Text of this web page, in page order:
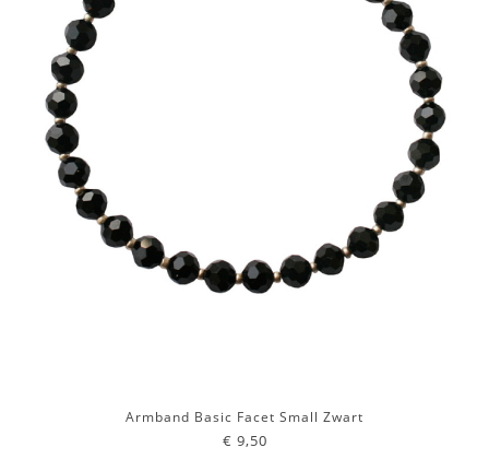
Armband Basic Facet Small Zwart
€ 9,50